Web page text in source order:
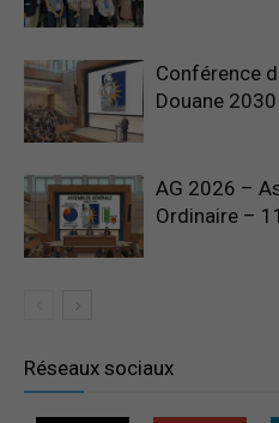
Conférence
Douane 2030
AG 2026 –
Ordinaire –
Réseaux sociaux